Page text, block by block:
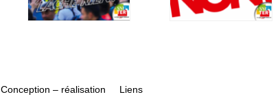
Conception – réalisation Liens